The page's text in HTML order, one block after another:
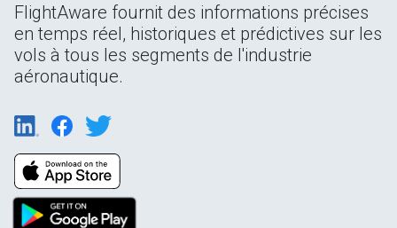
FlightAware fournit des informations précises
en temps réel, historiques et prédictives sur les
vols à tous les segments de l'industrie
aéronautique.